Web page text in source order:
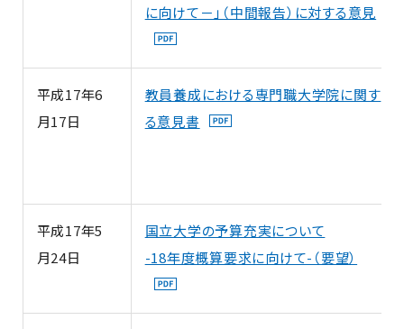
に向けて－」（中間報告）に対する意見
平成17年6
月17日
教員養成における専門職大学院に関す
る意見書
平成17年5
月24日
国立大学の予算充実について
-18年度概算要求に向けて-（要望）